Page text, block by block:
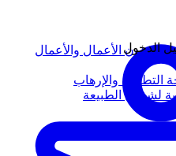
لشؤون الأعمال والأعمال
التطرف والإرهاب
لشؤون الطبيعة
الدخول